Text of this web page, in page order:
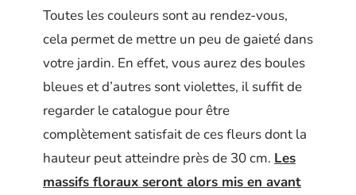
Toutes les couleurs sont au rendez-vous,
cela permet de mettre un peu de gaieté dans
votre jardin. En effet, vous aurez des boules
bleues et d’autres sont violettes, il suffit de
regarder le catalogue pour être
complètement satisfait de ces fleurs dont la
hauteur peut atteindre près de 30 cm. Les
massifs floraux seront alors mis en avant